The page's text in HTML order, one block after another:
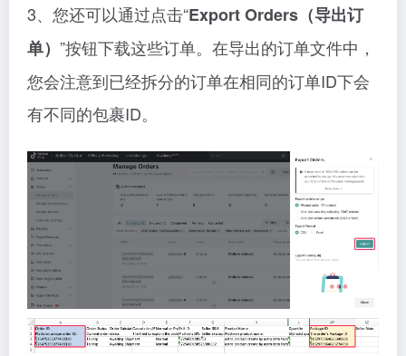
3、您还可以通过点击“Export Orders（导出订
单） ”按钮下载这些订单。在导出的订单文件中，
您会注意到已经拆分的订单在相同的订单ID下会
有不同的包裹ID。